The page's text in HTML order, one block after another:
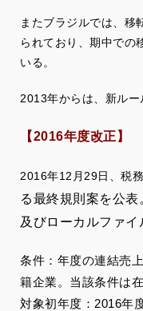
またブラジルでは、移
られており、期中での
いる。
2013年からは、新ルー
【2016年度改正】
2016年12月29日、税
る最終規則案を公
及びローカルファイ
条件：年度の連結売
籍企業。当該条件は
対象初年度：2016年